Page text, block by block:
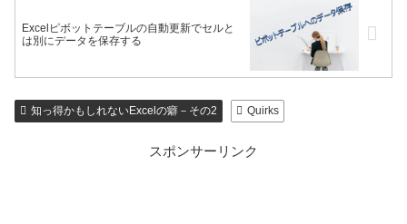
Excelピボットテーブルの自動更新でセルと
は別にデータを保存する
知っ得かもしれないExcelの癖－その2 Quirks
スポンサーリンク